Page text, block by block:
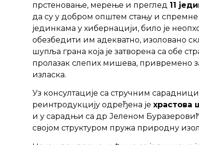
прстеновање, мерење и преглед 11
да су у добром општем стању и
јединкама у хибернацији, било је
обезбедити им адекватно, изоловано
шупља грана која је затворена са обе
пролазак слепих мишева, привремено
изласка.
Уз консултације са стручним
реинтродукцију одређена јехрастова
и у сарадњи са др Јеленом
својом структуром пружа природну